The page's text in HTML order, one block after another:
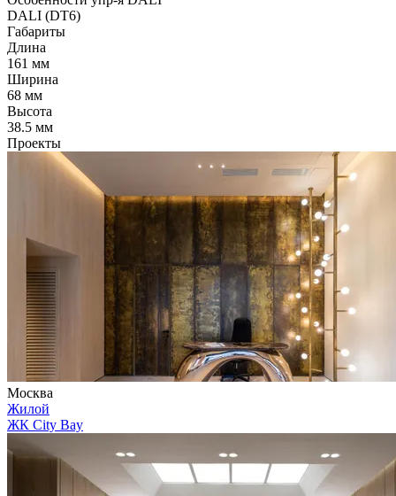
DALI (DT6)
Габариты
Длина
161 мм
Ширина
68 мм
Высота
38.5 мм
Проекты
Москва
Жилой
ЖК City Bay